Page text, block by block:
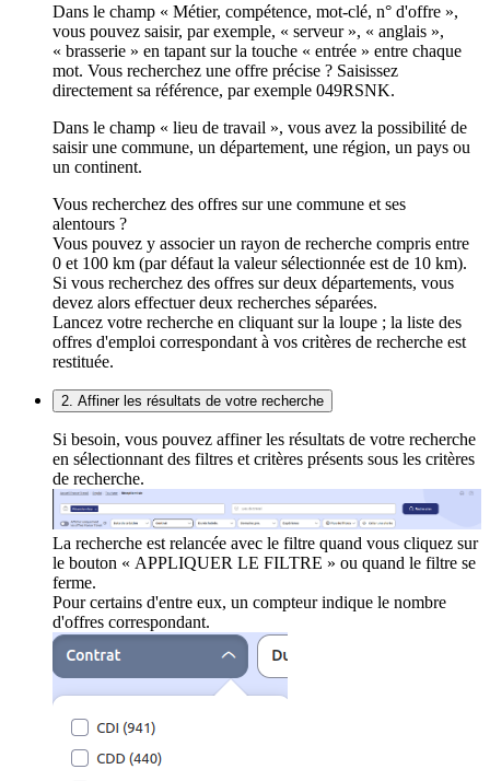
Dans le champ « Métier, compétence, mot-clé, n° d'offre »,
vous pouvez saisir, par exemple, « serveur », « anglais »,
« brasserie » en tapant sur la touche « entrée » entre chaque
mot. Vous recherchez une offre précise ? Saisissez
directement sa référence, par exemple 049RSNK.
Dans le champ « lieu de travail », vous avez la possibilité de
saisir une commune, un département, une région, un pays ou
un continent.
Vous recherchez des offres sur une commune et ses
alentours ?
Vous pouvez y associer un rayon de recherche compris entre
0 et 100 km (par défaut la valeur sélectionnée est de 10 km).
Si vous recherchez des offres sur deux départements, vous
devez alors effectuer deux recherches séparées.
Lancez votre recherche en cliquant sur la loupe ; la liste des
offres d'emploi correspondant à vos critères de recherche est
restituée.
2. Affiner les résultats de votre recherche
Si besoin, vous pouvez affiner les résultats de votre recherche
en sélectionnant des filtres et critères présents sous les critères
de recherche.
La recherche est relancée avec le filtre quand vous cliquez sur
le bouton « APPLIQUER LE FILTRE » ou quand le filtre se
ferme.
Pour certains d'entre eux, un compteur indique le nombre
d'offres correspondant.